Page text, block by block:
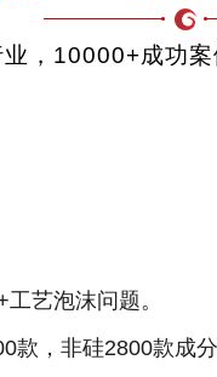
，10000+成功
艺泡沫问题。
款，非硅2800款成